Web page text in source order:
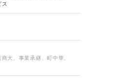
大、事業承継、町中華、